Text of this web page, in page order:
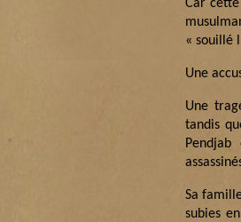
Car
« souillé
Une
Une
tandis
Sa
subies